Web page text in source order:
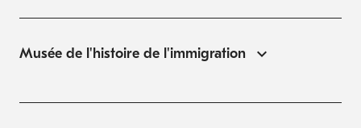
Musée de l'histoire de l'immigration